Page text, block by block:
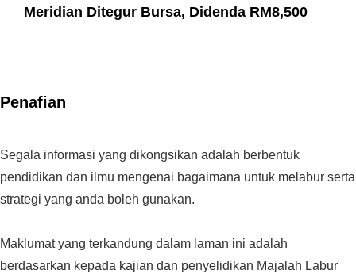
Meridian Ditegur Bursa, Didenda RM8,500
Penafian
Segala informasi yang dikongsikan adalah berbentuk
pendidikan dan ilmu mengenai bagaimana untuk melabur serta
strategi yang anda boleh gunakan.
Maklumat yang terkandung dalam laman ini adalah
berdasarkan kepada kajian dan penyelidikan Majalah Labur